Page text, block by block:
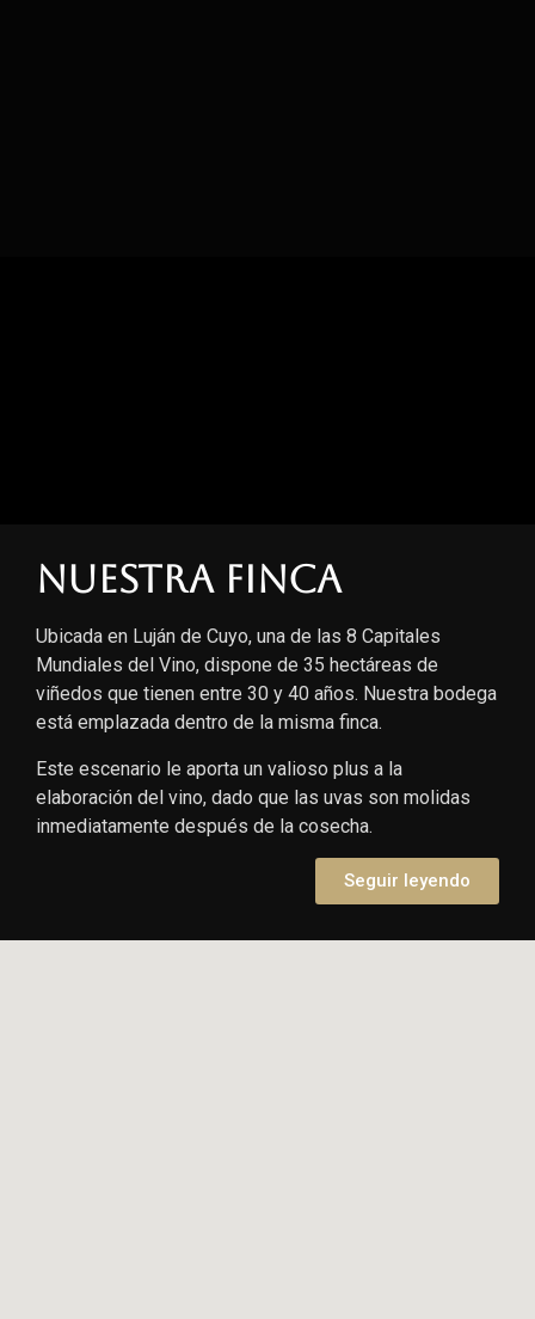
Nuestra finca
Ubicada en Luján de Cuyo, una de las 8 Capitales
Mundiales del Vino, dispone de 35 hectáreas de
viñedos que tienen entre 30 y 40 años. Nuestra bodega
está emplazada dentro de la misma finca.
Este escenario le aporta un valioso plus a la
elaboración del vino, dado que las uvas son molidas
inmediatamente después de la cosecha.
Seguir leyendo